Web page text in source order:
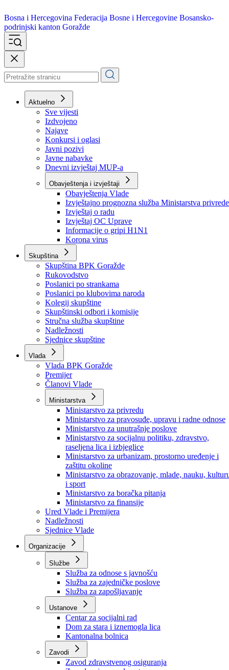
Bosna i Hercegovina
podrinjski kanton Goražde
Aktuelno
Sve vijesti
Izdvojeno
Najave
Konkursi i oglasi
Javni pozivi
Javne nabavke
Dnevni izvještaj MUP-a
Obavještenja i izvještaji
Obavještenja Vlade
Izvještajno prognozna služba Ministarstva privrede
Izvještaj o radu
Izvještaj OC Uprave
Informacije o gripi H1N1
Korona virus
Skupština
Skupština BPK Goražde
Rukovodstvo
Poslanici po strankama
Poslanici po klubovima naroda
Kolegij skupštine
Skupštinski odbori i komisije
Stručna služba skupštine
Nadležnosti
Sjednice skupštine
Vlada
Vlada BPK Goražde
Premijer
Članovi Vlade
Ministarstva
Ministarstvo za privredu
Ministarstvo za pravosuđe, upravu i radne odnose
Ministarstvo za unutrašnje poslove
Ministarstvo za socijalnu politiku, zdravstvo,
raseljena lica i izbjeglice
Ministarstvo za urbanizam, prostorno uređenje i
zaštitu okoline
Ministarstvo za obrazovanje, mlade, nauku,
i sport
Ministarstvo za boračka pitanja
Ministarstvo za finansije
Ured Vlade i Premijera
Nadležnosti
Sjednice Vlade
Organizacije
Službe
Služba za odnose s javnošću
Služba za zajedničke poslove
Služba za zapošljavanje
Ustanove
Centar za socijalni rad
Dom za stara i iznemogla lica
Kantonalna bolnica